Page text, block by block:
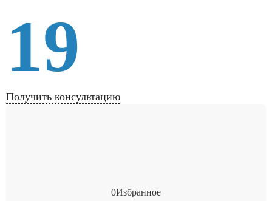
19
Получить консультацию
0Избранное